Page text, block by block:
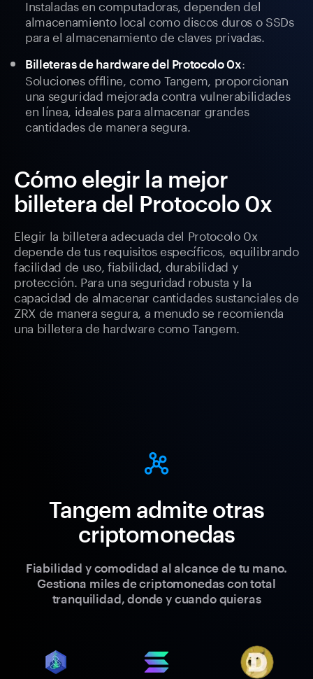
Instaladas en computadoras, dependen del
almacenamiento local como discos duros o SSDs
para el almacenamiento de claves privadas.
Billeteras de hardware del Protocolo 0x:
Soluciones offline, como Tangem, proporcionan
una seguridad mejorada contra vulnerabilidades
en línea, ideales para almacenar grandes
cantidades de manera segura.
Cómo elegir la mejor
billetera del Protocolo 0x
Elegir la billetera adecuada del Protocolo 0x
depende de tus requisitos específicos, equilibrando
facilidad de uso, fiabilidad, durabilidad y
protección. Para una seguridad robusta y la
capacidad de almacenar cantidades sustanciales de
ZRX de manera segura, a menudo se recomienda
una billetera de hardware como Tangem.
Tangem admite otras
criptomonedas
Fiabilidad y comodidad al alcance de tu mano.
Gestiona miles de criptomonedas con total
tranquilidad, donde y cuando quieras